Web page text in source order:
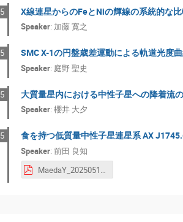
X線連星からのFeとNiの輝線の系統的な
Speaker: 加藤 寛之
SMC X-1の円盤歳差運動による軌道光度
Speaker: 庭野 聖史
大質量星内における中性子星への降着流
Speaker:櫻井 大夕
食を持つ低質量中性子星連星系 AX
Speaker:前田 良知
MaedaY_20250519_RIKEN yoshitomo maeda.pdf